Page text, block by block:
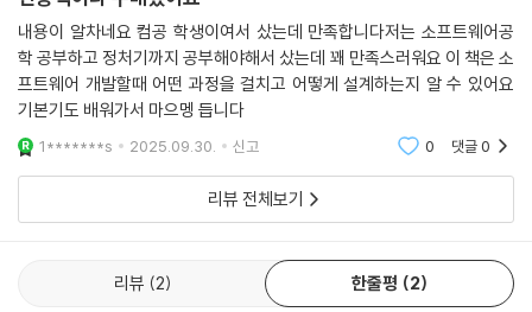
04 유스케이스 173
1 유스케이스 다이어그램
2 유스케이스 명세
3 유스케이스 사이의 관계
05 요구 명세
연습문제
CHAPTER 05 요구 모델링
를 검증하는 각종 시험에서도 기준이 되어 왔던 텍스트다. 따라서 소프트
웨어 공학에서 다루는 여러 가지 이론과 방법, 도구들 중에서 개발자가 알
아야 할 최신 기술을 계속 추가 보완해 왔다. 이 책 한 권에 기초 개념의 이
해뿐만 아니라 국제적인 수준의 소프트웨어 공학 기술 습득, 각종 자격 및
취업 시험 준비가 가능한 소프트웨어 공학의 모든 것을 담으려고 노력하였
개정판에서 추가되거나 달라진 부분
- 최근 점점 확대 적용되는 애자일 방법과 프로세스를 2장에 더 상세히 기
내용이 알차네요 컴공 학생이여서 샀는데 만족합니다저는 소프트웨어공
학 공부하고 정처기까지 공부해야해서 샀는데 꽤 만족스러워요 이 책은 소
프트웨어 개발할때 어떤 과정을 걸치고 어떻게 설계하는지 알 수 있어요
기본기도 배워가서 마으멩 듭니다
1*******s 2025.09.30. 신고 0 댓글0
리뷰 전체보기
리뷰 2 한줄평 2